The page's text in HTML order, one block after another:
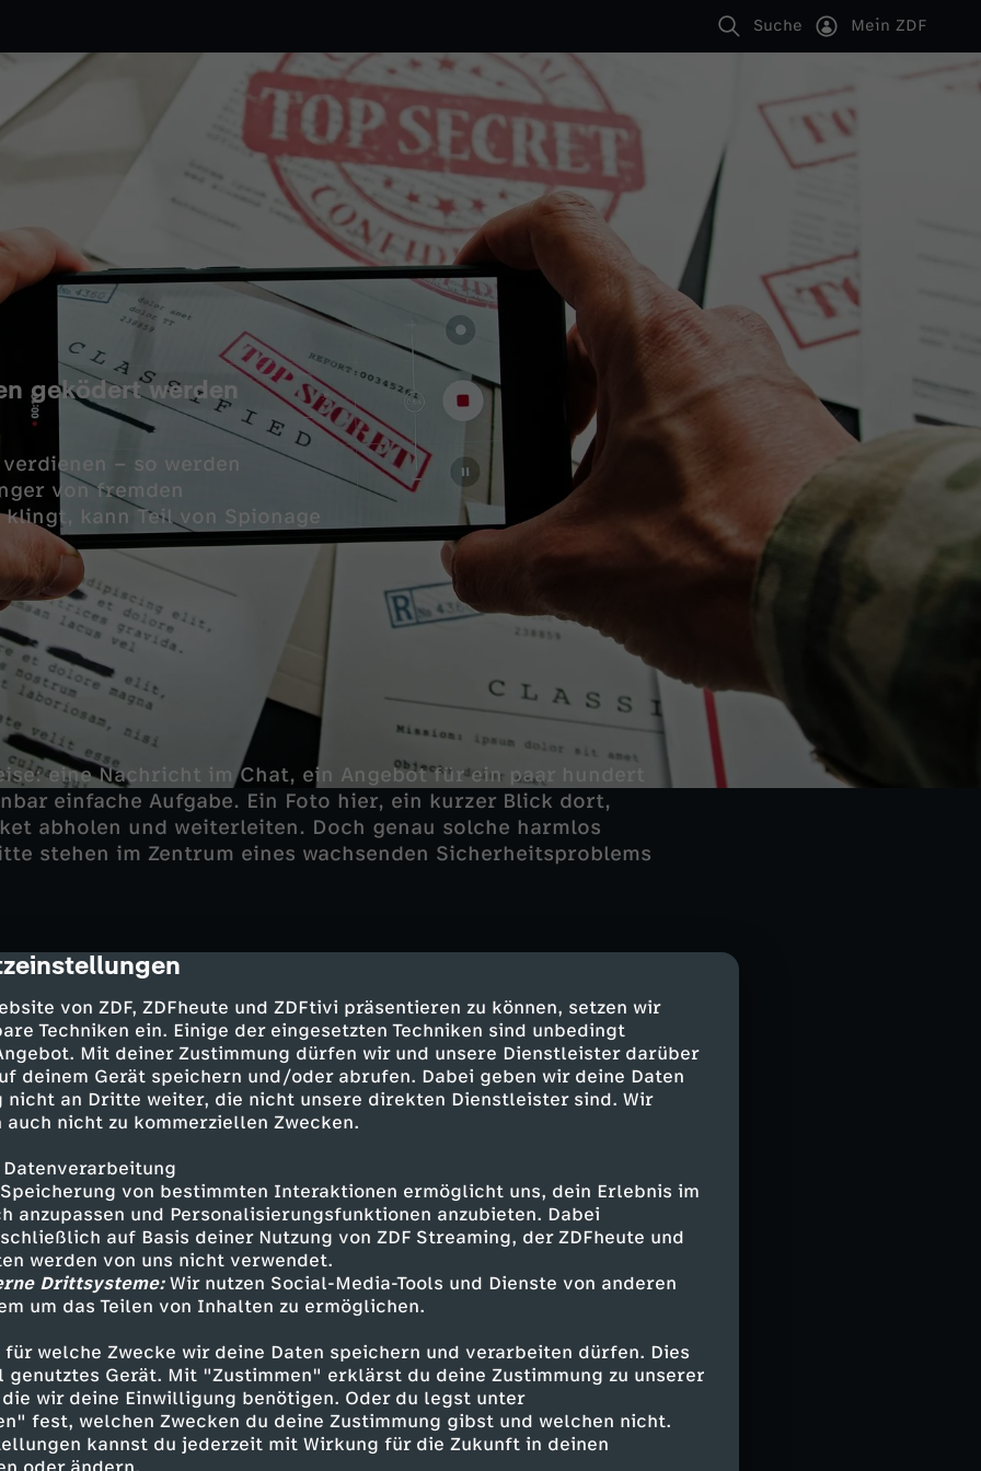
von ZDF, ZDFheute und ZDFtivi präsentieren zu können, setzen wir
Techniken ein. Einige der eingesetzten Techniken sind unbedingt
Mit deiner Zustimmung dürfen wir und unsere Dienstleister darüber
deinem Gerät speichern und/oder abrufen. Dabei geben wir deine Daten
nicht an Dritte weiter, die nicht unsere direkten Dienstleister sind. Wir
nicht zu kommerziellen Zwecken.
von bestimmten Interaktionen ermöglicht uns, dein Erlebnis im
anzupassen und Personalisierungsfunktionen anzubieten. Dabei
auf Basis deiner Nutzung von ZDF Streaming, der ZDFheute und
werden von uns nicht verwendet.
Drittsysteme:Wir nutzen Social-Media-Tools und Dienste von anderen
um das Teilen von Inhalten zu ermöglichen.
für welche Zwecke wir deine Daten speichern und verarbeiten dürfen. Dies
Gerät. Mit "Zustimmen" erklärst du deine Zustimmung zu unserer
wir deine Einwilligung benötigen. Oder du legst unter
fest, welchen Zwecken du deine Zustimmung gibst und welchen nicht.
kannst du jederzeit mit Wirkung für die Zukunft in deinen
Suche Mein ZDF
geködert werden
– so werden
von fremden
kann Teil von Spionage
eine Nachricht im Chat, ein Angebot für ein paar hundert
einfache Aufgabe. Ein Foto hier, ein kurzer Blick dort,
abholen und weiterleiten. Doch genau solche harmlos
stehen im Zentrum eines wachsenden Sicherheitsproblems
Spione ohne Ausbildung
sprechen von „Wegwerf-Agenten“ oder Low-Level-
sind Personen ohne Geheimdienstausbildung, die über
Messenger angeworben werden. Hinter den Anfragen sollen
ausländische Nachrichtendienste stehen, insbesondere
werden gezielt in kleinen Schritten eingesetzt, oft
große Wirkung für die Geheimdienste
isoliert betrachtet harmlos: Fotos von Gebäuden, das
vielen dieser Einzelinformationen lassen sich Muster
Infrastruktur, militärische Standorte oder logistische
liegt die Brisanz: Die eigentliche Wirkung entsteht erst im
kleiner Aufträge.